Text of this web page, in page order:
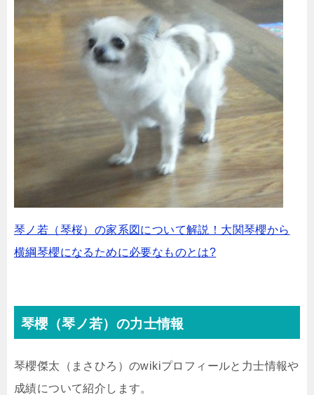
琴ノ若（琴桜）の家系図について解説！大関琴櫻から
横綱琴櫻になるために必要なものとは?
琴櫻（琴ノ若）の力士情報
琴櫻傑太（まさひろ）のwikiプロフィールと力士情報や
成績について紹介します。